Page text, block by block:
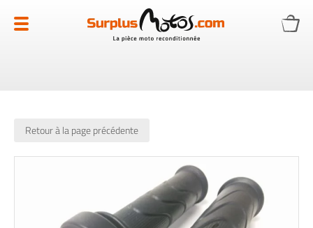
au
contenu
Retour à la page précédente